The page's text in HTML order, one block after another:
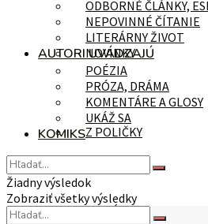
NOVINKY
Z POLIČKY
NA TÉMU
ODBORNÉ ČLÁNKY,
NEPOVINNÉ ČÍTANIE
LITERÁRNY ŽIVOT
AUTORI UVÁDZAJÚ
POÉZIA
PRÓZA, DRÁMA
KOMENTÁRE A GLOSY
UKÁŽ SA
KOMIKS
Žiadny výsledok
Zobraziť všetky výsledky